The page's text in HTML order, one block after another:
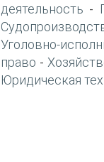
деятельность -
Уголовно-
право -
Юридическая